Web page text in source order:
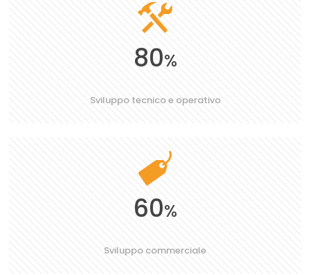
80%
Sviluppo tecnico e operativo
60%
Sviluppo commerciale